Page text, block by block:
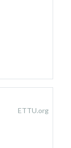
ETTU.org